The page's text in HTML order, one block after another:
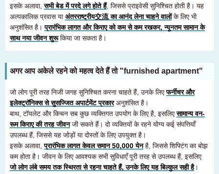
इसके अलावा,सभी बेड में परदे लगे होते हैं, जिससे प्राइवेसी सुनिश्चित होती है। यह
अल्पकालिक प्रवास याअंतरराष्ट्रीय交流 का आनंद लेना चाहने वालोंके लिए भी
अनुशंसित है।प्रारंभिक लागत और किराए को कम से कम रखकर, न्यूनतम सामान के
साथ नया जीवन शुरूकिया जा सकता है।
अगर आप अकेले रहने को महत्व देते हैं तो "furnished apartment"
जो लोग पूरी तरह निजी जगह सुनिश्चित करना चाहते हैं, उनके लिएफर्नीचर और
इलेक्ट्रॉनिक्स से सुसज्जित अपार्टमेंट प्रकारअनुशंसित है।
बाथ, टॉयलेट और किचन सब कुछ व्यक्तिगत उपयोग के लिए है, इसलिएसामान्य वन-
रूम किराए की तरह जीवनजी सकते हैं। दो व्यक्तियों के रहने योग्य कई संपत्तियाँ
उपलब्ध हैं, जिससे यह जोड़ों या दोस्तों के लिए उपयुक्त है।
इसके अलावा,प्रारंभिक लागत केवल समान 50,000 येनहै, जिससे शिफ्टिंग का बोझ
कम होता है। जीवन के लिए आवश्यक सभी सुविधाएँ पूरी तरह से उपलब्ध हैं, इसलिए
जो लोग लंबे समय तक स्थिरता से रहना चाहते हैं, उनके लिए यह बिल्कुल सही है।